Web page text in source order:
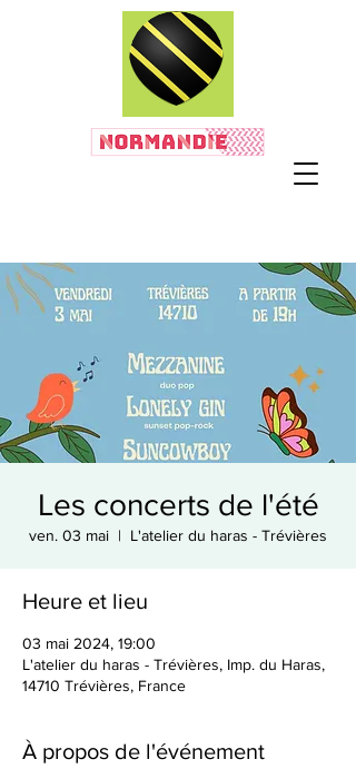
Les concerts de l'été
ven. 03 mai
  |
L'atelier du haras - Trévières
Heure et lieu
03 mai 2024, 19:00
L'atelier du haras - Trévières, Imp. du Haras,
14710 Trévières, France
À propos de l'événement